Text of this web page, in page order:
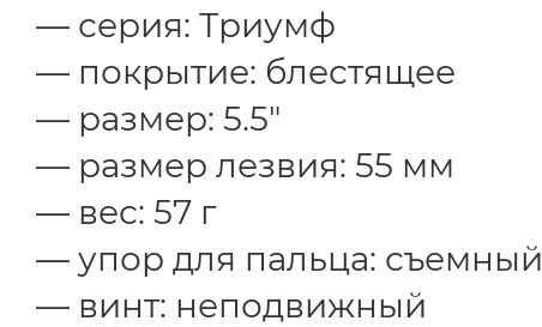
серия: Триумф
покрытие: блестящее
размер: 5.5"
размер лезвия: 55 мм
вес: 57 г
упор для пальца: съемный
винт: неподвижный